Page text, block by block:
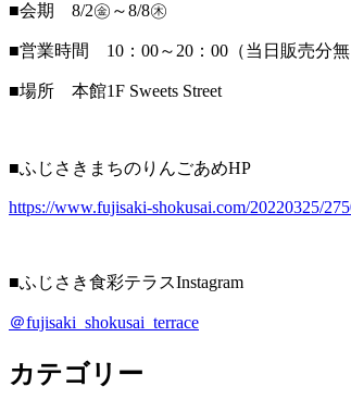
■会期 8/2㊎～8/8㊍
■営業時間 10：00～20：00（当日販売分無
■場所 本館1F Sweets Street
■ふじさきまちのりんごあめHP
https://www.fujisaki-shokusai.com/20220325/
■ふじさき食彩テラスInstagram
＠fujisaki_shokusai_terrace
カテゴリー